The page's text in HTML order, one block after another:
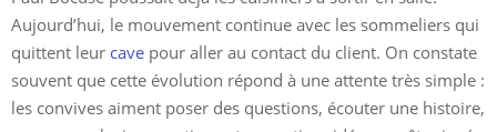
Aujourd’hui, le mouvement continue avec les sommeliers qui
quittent leur cave pour aller au contact du client. On constate
souvent que cette évolution répond à une attente très simple :
les convives aiment poser des questions, écouter une histoire,